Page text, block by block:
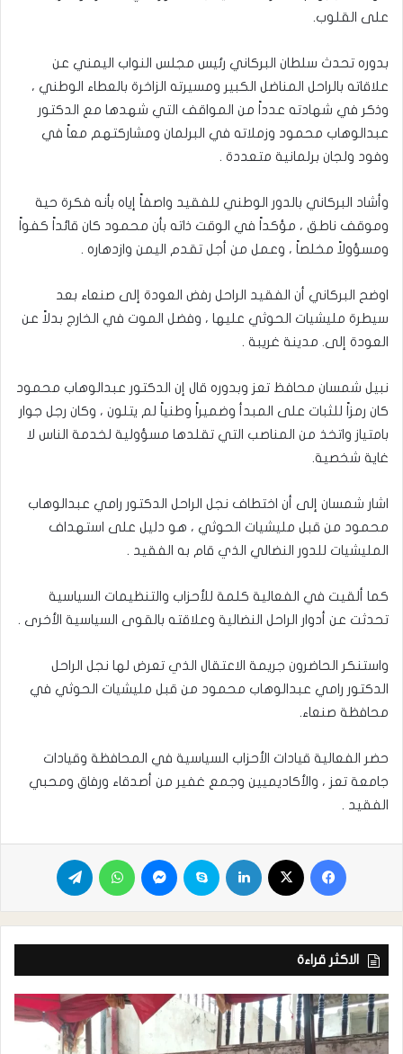
على القلوب.
بدوره تحدث سلطان البركاني رئيس مجلس النواب اليمني عن
علاقاته بالراحل المناضل الكبير ومسيرته الزاخرة بالعطاء الوطني ،
وذكر في شهادته عدداً من المواقف التي شهدها مع الدكتور
عبدالوهاب محمود وزملاته في البرلمان ومشاركتهم معاً في
وفود ولجان برلمانية متعددة .
وأشاد البركاني بالدور الوطني للفقيد واصفاً إياه بأنه فكرة حية
وموقف ناطق ، مؤكداً في الوقت ذاته بأن محمود كان قائداً كفواً
ومسؤولاً مخلصاً ، وعمل من أجل تقدم اليمن وازدهاره .
اوضح البركاني أن الفقيد الراحل رفض العودة إلى صنعاء بعد
سيطرة مليشيات الحوثي عليها ، وفضل الموت في الخارج بدلاً عن
العودة إلى. مدينة غريبة .
نبيل شمسان محافظ تعز وبدوره قال إن الدكتور عبدالوهاب محمود
كان رمزاً للثبات على المبدأ وضميراً وطنياً لم يتلون ، وكان رجل جوار
بامتياز واتخذ من المناصب التي تقلدها مسؤولية لخدمة الناس لا
غاية شخصية.
اشار شمسان إلى أن اختطاف نجل الراحل الدكتور رامي عبدالوهاب
محمود من قبل مليشيات الحوثي ، هو دليل على استهداف
المليشيات للدور النضالي الذي قام به الفقيد .
كما ألقيت في الفعالية كلمة للأحزاب والتنظيمات السياسية
تحدثت عن أدوار الراحل النضالية وعلاقته بالقوى السياسية الأخرى .
واستنكر الحاضرون جريمة الاعتقال الذي تعرض لها نجل الراحل
الدكتور رامي عبدالوهاب محمود من قبل مليشيات الحوثي في
محافظة صنعاء.
حضر الفعالية قيادات الأحزاب السياسية في المحافظة وقيادات
جامعة تعز ، والأكاديميين وجمع غفير من أصدقاء ورفاق ومحبي
الفقيد .
الاكثر قراءة